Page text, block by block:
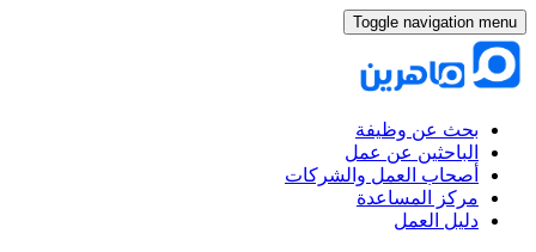
Toggle navigation menu
بحث عن وظيفة
الباحثين عن عمل
أصحاب العمل والشركات
مركز المساعدة
دليل العمل